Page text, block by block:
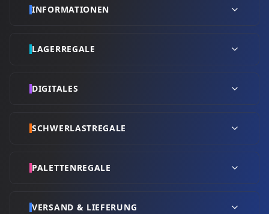
INFORMATIONEN
LAGERREGALE
DIGITALES
SCHWERLASTREGALE
PALETTENREGALE
VERSAND & LIEFERUNG